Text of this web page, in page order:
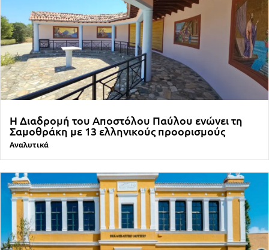
Η Διαδρομή του Αποστόλου Παύλου ενώνει τη
Σαμοθράκη με 13 ελληνικούς προορισμούς
Αναλυτικά